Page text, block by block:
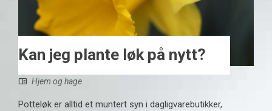
Kan jeg plante løk på nytt?
Hjem og hage
Potteløk er alltid et muntert syn i dagligvarebutikker,